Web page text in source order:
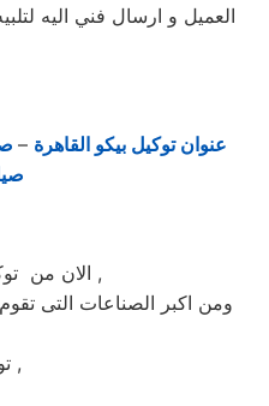
العميل و ارسال فني اليه
عنوان توكيل بيكو القاهرة –
الان من توكيل بيكو قطور المتخصص فى صيانة ثلاجات وغسالات فى قطور حيث تعتبر شركة بيكو بقطور من اكبر الشركات فى قطور فى صيانة الاجهزة الكهربائيه ,
ومن اكبر الصناعات التى
توكيل بيكو قطور المتكامل والمخصص فى صيانة واصلاح الاجهزة المنزليه المعتمدة ماركة بيكو على يد خبراء الصيانة المعتمدين للماركات العالمية ,